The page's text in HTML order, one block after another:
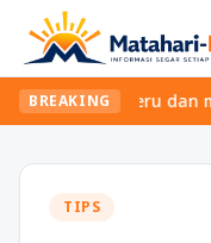
BREAKING
kelas seru dan
TIPS